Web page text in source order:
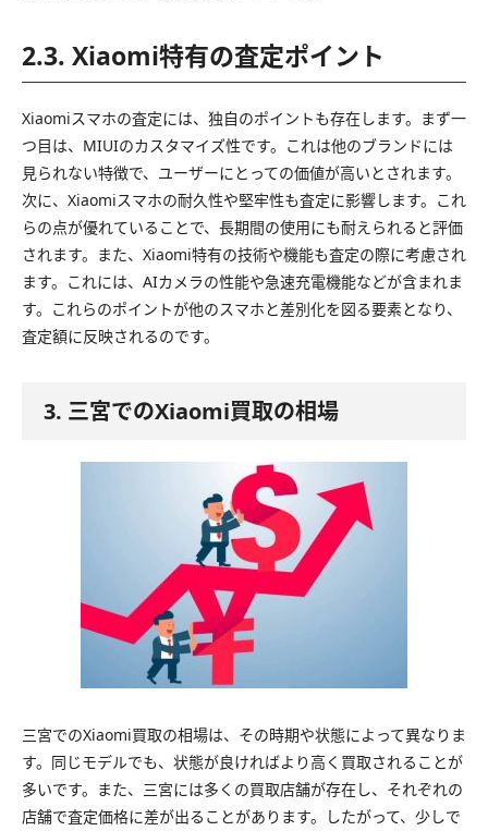
2.3. Xiaomi特有の査定ポイント
Xiaomiスマホの査定には、独自のポイントも存在します。まず一
つ目は、MIUIのカスタマイズ性です。これは他のブランドには
見られない特徴で、ユーザーにとっての価値が高いとされます。
次に、Xiaomiスマホの耐久性や堅牢性も査定に影響します。これ
らの点が優れていることで、長期間の使用にも耐えられると評価
されます。また、Xiaomi特有の技術や機能も査定の際に考慮され
ます。これには、AIカメラの性能や急速充電機能などが含まれま
す。これらのポイントが他のスマホと差別化を図る要素となり、
査定額に反映されるのです。
3. 三宮でのXiaomi買取の相場
三宮でのXiaomi買取の相場は、その時期や状態によって異なりま
す。同じモデルでも、状態が良ければより高く買取されることが
多いです。また、三宮には多くの買取店舗が存在し、それぞれの
店舗で査定価格に差が出ることがあります。したがって、少しで